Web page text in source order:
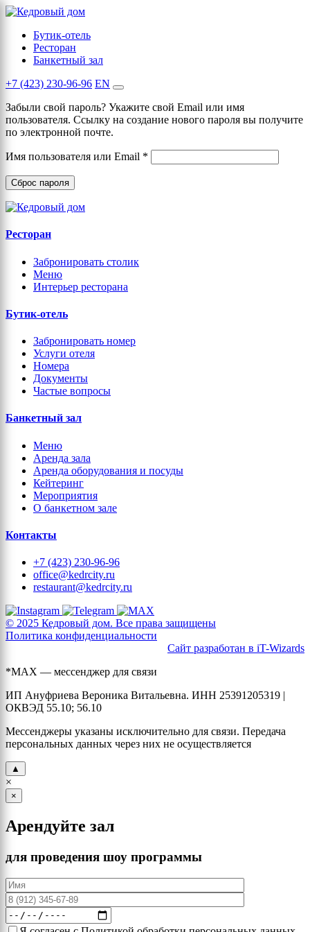
Бутик-отель
Ресторан
Банкетный зал
+7 (423) 230-96-96 EN
Забыли свой пароль? Укажите свой Email или имя
пользователя. Ссылку на создание нового пароля вы получите
по электронной почте.
Имя пользователя или Email *
Сброс пароля
Ресторан
Забронировать столик
Меню
Интерьер ресторана
Бутик-отель
Забронировать номер
Услуги отеля
Номера
Документы
Частые вопросы
Банкетный зал
Меню
Аренда зала
Аренда оборудования и посуды
Кейтеринг
Мероприятия
О банкетном зале
Контакты
+7 (423) 230-96-96
office@kedrcity.ru
restaurant@kedrcity.ru
© 2025 Кедровый дом. Все права защищены
Политика конфиденциальности
Сайт разработан в iT-Wizards
*MAX — мессенджер для связи
ИП Ануфриева Вероника Витальевна. ИНН 25391205319 |
ОКВЭД 55.10; 56.10
Мессенджеры указаны исключительно для связи. Передача
персональных данных через них не осуществляется
▲
×
×
Арендуйте зал
для проведения шоу программы